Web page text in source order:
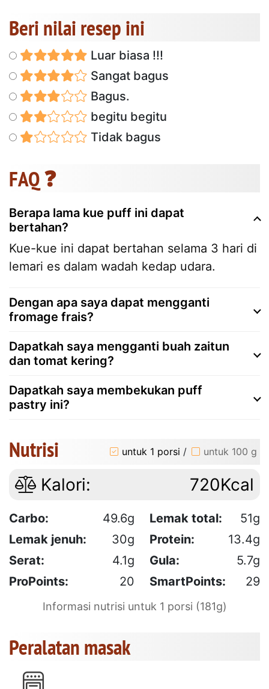
Beri nilai resep ini
Luar biasa !!!
Sangat bagus
Bagus.
begitu begitu
Tidak bagus
FAQ ❓
Berapa lama kue puff ini dapat
bertahan?
Kue-kue ini dapat bertahan selama 3 hari di
lemari es dalam wadah kedap udara.
Dengan apa saya dapat mengganti
fromage frais?
Dapatkah saya mengganti buah zaitun
dan tomat kering?
Dapatkah saya membekukan puff
pastry ini?
Nutrisi untuk 1 porsi / untuk 100 g
Kalori: 720Kcal
Carbo: 49.6g Lemak total:
51g
Lemak jenuh:
30g Protein:
13.4g
Serat:
4.1g Gula:
5.7g
ProPoints:
20 SmartPoints: 29
Informasi nutrisi untuk 1 porsi (181g)
Peralatan masak